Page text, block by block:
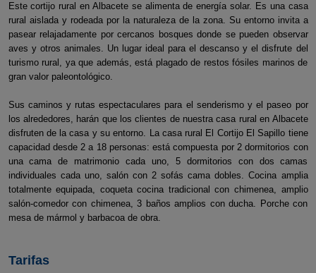
Este cortijo rural en Albacete se alimenta de energía solar. Es una casa
rural aislada y rodeada por la naturaleza de la zona. Su entorno invita a
pasear relajadamente por cercanos bosques donde se pueden observar
aves y otros animales. Un lugar ideal para el descanso y el disfrute del
turismo rural, ya que además, está plagado de restos fósiles marinos de
gran valor paleontológico.
Sus caminos y rutas espectaculares para el senderismo y el paseo por
los alrededores, harán que los clientes de nuestra casa rural en Albacete
disfruten de la casa y su entorno. La casa rural El Cortijo El Sapillo tiene
capacidad desde 2 a 18 personas: está compuesta por 2 dormitorios con
una cama de matrimonio cada uno, 5 dormitorios con dos camas
individuales cada uno, salón con 2 sofás cama dobles. Cocina amplia
totalmente equipada, coqueta cocina tradicional con chimenea, amplio
salón-comedor con chimenea, 3 baños amplios con ducha. Porche con
mesa de mármol y barbacoa de obra.
Tarifas